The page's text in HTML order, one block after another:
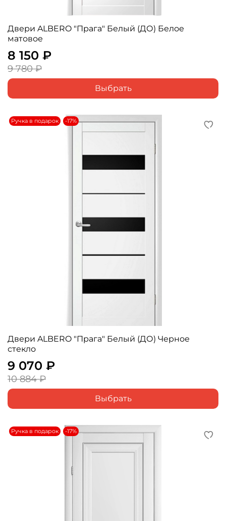
Двери ALBERO "Прага" Белый (ДО) Белое
матовое
8 150 ₽
9 780 ₽
Выбрать
Ручка в подарок -17%
Двери ALBERO "Прага" Белый (ДО) Черное
стекло
9 070 ₽
10 884 ₽
Выбрать
Ручка в подарок -17%